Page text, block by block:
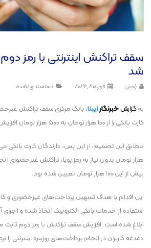
شد
رادین فوریه 8, 2026 دسته‌بندی نشده
بهگزارشخبرنگارایبنا، بانک مرکزی سقف تراکنش
کارت بانکی را از ۱۰۰ هزار تومان به ۵۰۰ هزار تومان افزایش داد.
هزار تومان بدون نیاز به رمز پویا، تراکنش غیرحضوری
پیش از این ۱۰۰ هزار تومان تعیین شده بود.
این اقدام با هدف تسهیل پرداخت‌های غیرحضوری
استفاده از خدمات بانکی الکترونیک اتخاذ شده و
ابلاغ شده است. افزایش سقف تراکنش با رمز دوم ثابت
دغدغه کاربران در انجام پرداخت‌های روزمره اینترنتی را